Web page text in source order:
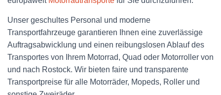
Unser geschultes Personal und moderne
Transportfahrzeuge garantieren Ihnen eine zuverlässige
Auftragsabwicklung und einen reibungslosen Ablauf des
Transportes von Ihrem Motorrad, Quad oder Motorroller von
und nach Rostock. Wir bieten faire und transparente
Transportpreise für alle Motorräder, Mopeds, Roller und